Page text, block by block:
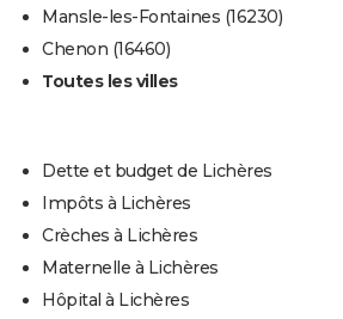
Mansle-les-Fontaines (16230)
Chenon (16460)
Toutes les villes
Dette et budget de Lichères
Impôts à Lichères
Crèches à Lichères
Maternelle à Lichères
Hôpital à Lichères